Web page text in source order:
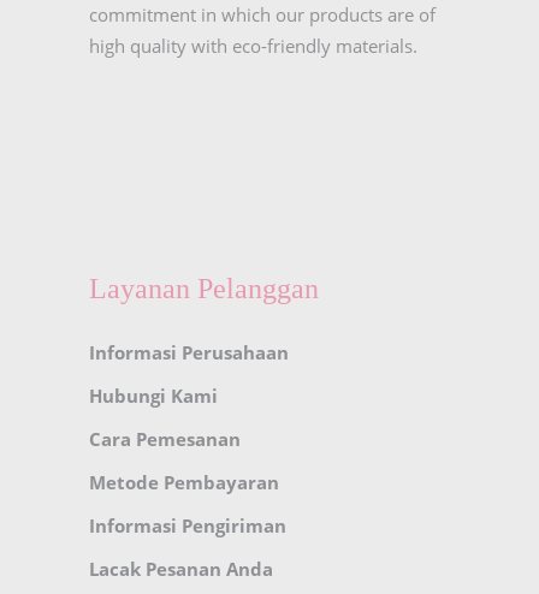
commitment in which our products are of
high quality with eco-friendly materials.
Layanan Pelanggan
Informasi Perusahaan
Hubungi Kami
Cara Pemesanan
Metode Pembayaran
Informasi Pengiriman
Lacak Pesanan Anda